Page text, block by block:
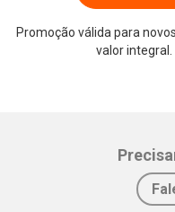
Promoção válida para
valor integral.